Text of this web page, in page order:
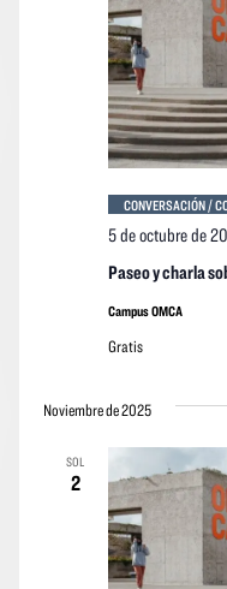
Paseo y charla
5 de octubre de
CONVERSACIÓN /
Campus OMCA
Gratis
Noviembre de 2025
SOL
2